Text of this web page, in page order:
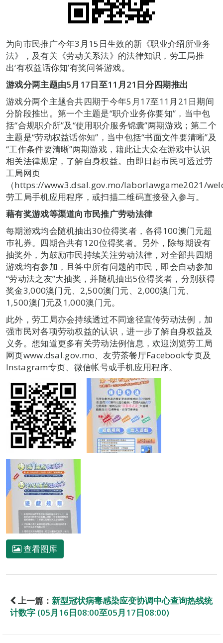
为向市民推广今年3月15日生效的新《职业介绍所业务
法》，及有关《劳动关系法》的法律知识，劳工局推
出‘有权益话你知’有奖问答游戏。
游戏分两主题由5月 17日至11 月21 日分四期推出
游戏分两个主题合共四期于今年5月17至11月21日期间
分阶段推出。第一个主题是“职介业务你要知”，当中包
括“合规职介所”及“使用职介服务锦囊”两期游戏；第二个
主题是“劳动权益话你知”，当中包括“书面文件要清晰”及
“工作条件要清晰”两期游戏，籍此让大众在游戏中认识
相关法律规定，了解自身权益。由即日起巿民可透过劳
工局网页
（https://www3.dsal.gov.mo/laborlawgame2021/
劳工局手机应用程序，或扫描二维码直接登入参与。
藉有奖游戏等渠道向市民推广劳动法律
每期游戏均会随机抽出30位得奖者，各得100澳门元超
巿礼券。四期合共有120位得奖者。另外，除每期设有
抽奖外，为鼓励巿民持续关注劳动法律，对全部共四期
游戏均有参加，且答中所有问题的巿民，即会自动参加
“劳动法之友”大抽奖，并随机抽出5位得奖者，分别获得
奖金3,000澳门元、2,500澳门元、2,000澳门元、
1,500澳门元及1,000澳门元。
此外，劳工局亦会持续透过不同途径宣传劳动法例，加
强市民对各项劳动权益的认识，进一步了解自身权益及
义务。想知道更多有关劳动法例信息，欢迎浏览劳工局
网页www.dsal.gov.mo、友劳茶餐厅Facebook专页及
Instagram专页、微信帐号或手机应用程序。
查看图库
上一篇： 新型冠状病毒感染应变协调中心查询热线统
计数字 (05月16日08:00至05月17日08:00)